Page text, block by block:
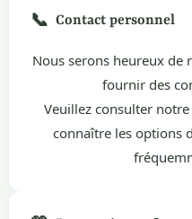
📞 Contact personnel
Nous serons heureux de
fournir des
Veuillez consulter notre
connaître les options